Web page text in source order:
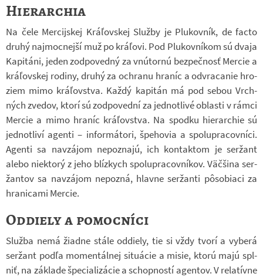
Hierarchia
Na čele Mer­cij­skej Kráľov­skej Služby je Plu­kov­ník, de facto
druhý najmoc­nejší muž po kráľovi. Pod Plu­kov­ní­kom sú dvaja
Ka­pi­táni, jeden zod­po­vedný za vn­útornú bez­peč­nosť Mer­cie a
kráľov­skej ro­diny, druhý za ochranu hra­níc a od­vra­ca­nie hro­
ziem mimo kráľov­stva. Každý ka­pi­tán má pod sebou Vrch­
ných zve­dov, ktorí sú zod­po­vední za jed­not­livé ob­lasti v rámci
Mer­cie a mimo hra­níc kráľov­stva. Na spodku hi­e­rar­chie sú
jed­not­liví agenti – in­for­má­tori, špe­ho­via a spo­lu­pra­cov­níci.
Agenti sa na­vzá­jom ne­po­znajú, ich kon­tak­tom je ser­žant
alebo niek­torý z jeho blíz­kych spo­lu­pra­cov­ní­kov. Väčšina ser­
žan­tov sa na­vzá­jom ne­po­zná, hlavne ser­žanti pôso­bi­aci za
hra­ni­cami Mer­cie.
Oddiely a pomocníci
Služba nemá ži­a­dne stále od­diely, tie si vždy tvorí a vy­berá
ser­žant podľa mo­men­tál­nej si­tu­á­cie a misie, ktorú majú spl­
niť, na zá­klade špe­ci­a­li­zá­cie a schop­ností agen­tov. V re­la­tívne